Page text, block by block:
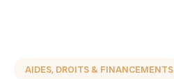
AIDES, DROITS & FINANCEMENTS